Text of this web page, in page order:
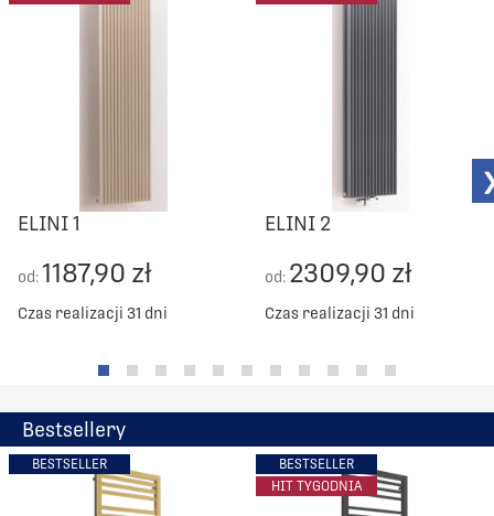
ELINI 1
od:1187,90 zł
Czas realizacji 31 dni
ELINI 2
od: 2309,90 zł
Czas realizacji 31 dni
Bestsellery
BESTSELLER
BESTSELLER
HIT TYGODNIA